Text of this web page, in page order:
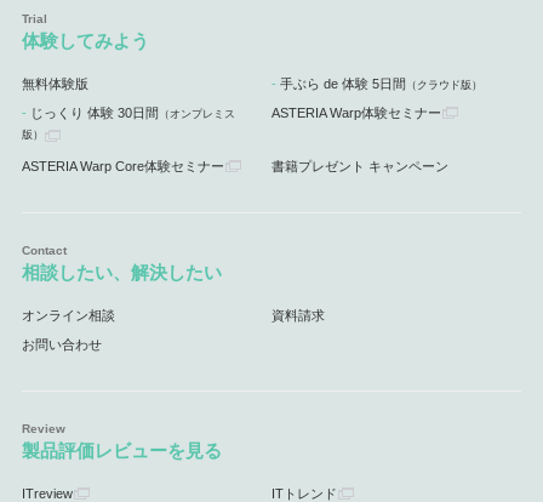
体験してみよう
無料体験版 手ぶら de 体験 5日間 （クラウド版）
じっくり 体験 30日間 （オンプレミス
版）
ASTERIA Warp体験セミナー
ASTERIA Warp Core体験セミナー 書籍プレゼント キャンペーン
相談したい、解決したい
オンライン相談 資料請求
お問い合わせ
製品評価レビューを見る
ITreview ITトレンド